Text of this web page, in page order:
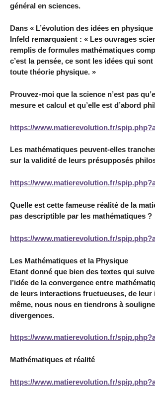
général en sciences.
Dans « L’évolution des idées en
Infeld remarquaient : « Les ouvrages
remplis de formules mathématiques
c’est la pensée, ce sont les idées qui sont
toute théorie physique. »
Prouvez-moi que la science n’est pas
mesure et calcul et qu’elle est d’abord
https://www.matierevolution.fr/
Les mathématiques peuvent-elles
sur la validité de leurs présupposés
https://www.matierevolution.fr/
Quelle est cette fameuse réalité de la
pas descriptible par les mathématiques ?
https://www.matierevolution.fr/
Les Mathématiques et la Physique
Etant donné que bien des textes qui
l’idée de la convergence entre
de leurs interactions fructueuses, de leur
même, nous nous en tiendrons à
divergences.
https://www.matierevolution.fr/
Mathématiques et réalité
https://www.matierevolution.fr/